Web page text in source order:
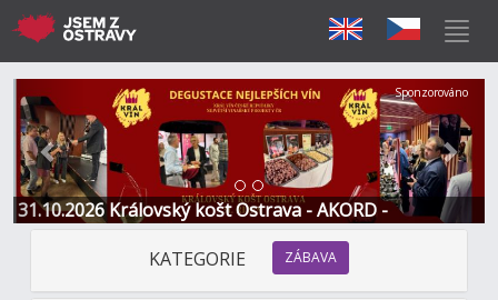
31.10.2026 Královský košt Ostrava - AKORD -
Restaurace a Hotel
Předchozí Další
Sponzorováno
KATEGORIE ZÁBAVA